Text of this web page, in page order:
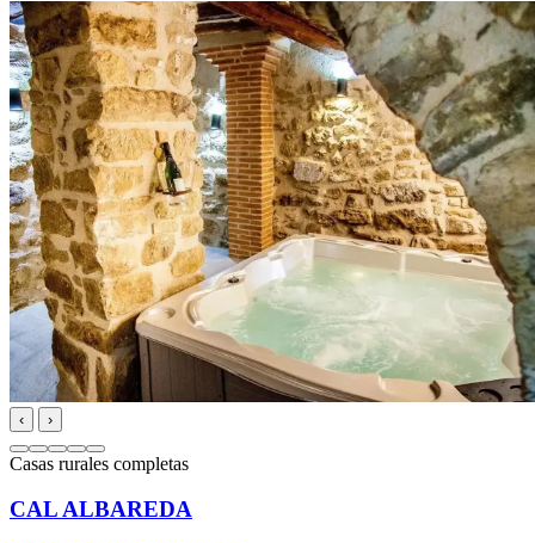
‹ ›
Casas rurales completas
CAL ALBAREDA